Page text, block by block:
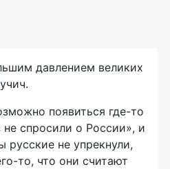
давлением великих
появиться где-то
не спросили о России», и
русские не упрекнули,
то, что они считают